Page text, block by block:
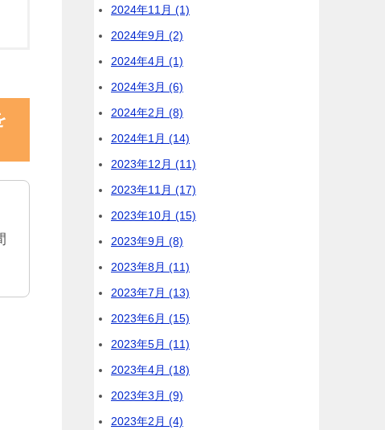
最近の投稿
ル・リース発言で非難ごうごう
小泉農林水産大臣・米をじゃぶじゃぶ
シルク・怒 米農家・困
亀屋良長・スライスようかんはどこで
売ってる 通販 価格 カロリーを徹底調
袋 東口と西口の違いを比較
高田馬場 とんかつひなた 豆知識・よ
り美味しく食べる為に
アーカイブ